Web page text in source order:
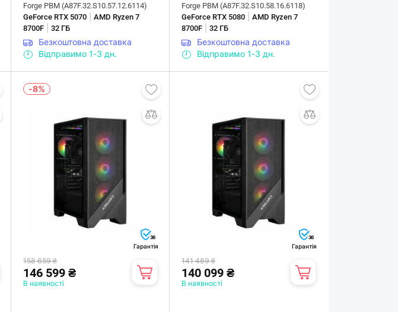
Forge PBM (A87F.32.S10.57.12.6114)
GeForce RTX 5070 |AMD Ryzen 7
8700F |32 ГБ
Безкоштовна доставка
Відправимо 1-3 дн.
Forge PBM (A87F.32.S10.58.16.6118)
GeForce RTX 5080 |AMD Ryzen 7
8700F |32 ГБ
Безкоштовна доставка
Відправимо 1-3 дн.
-8%
36
Гарантія
158 659 ₴
146 599 ₴
В наявності
36
Гарантія
141 489 ₴
140 099 ₴
В наявності